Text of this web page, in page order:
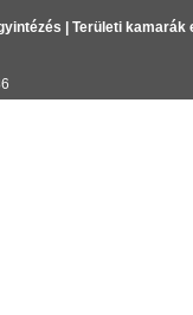
Területi kamarák